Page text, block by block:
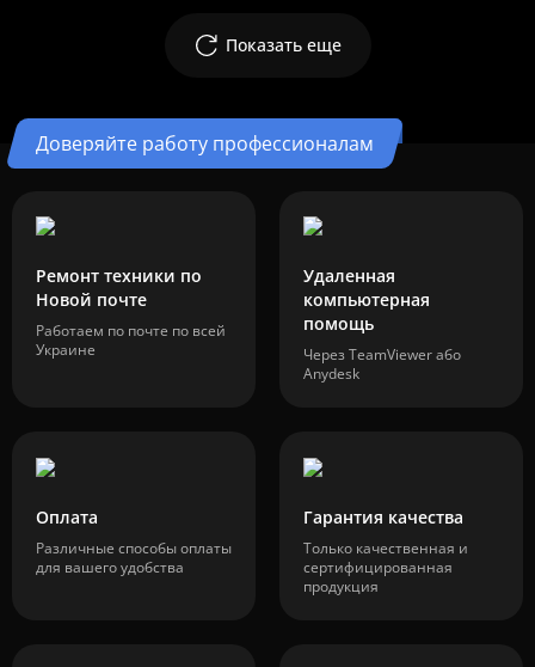
Показать еще
Доверяйте работу профессионалам
Ремонт техники по
Новой почте
Работаем по почте по всей
Украине
Удаленная
компьютерная
помощь
Через TeamViewer або
Anydesk
Оплата
Различные способы оплаты
для вашего удобства
Гарантия качества
Только качественная и
сертифицированная
продукция